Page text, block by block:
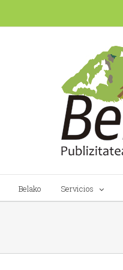
Belako Servicios